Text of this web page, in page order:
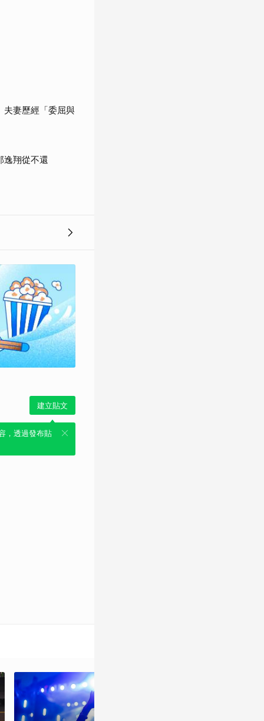
妻歷經「委屈與
逸翔從不還
建立貼文
，透過發布貼